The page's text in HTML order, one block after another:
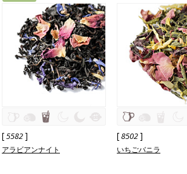
[5582]
アラビアンナイト
[8502]
いちごバニラ